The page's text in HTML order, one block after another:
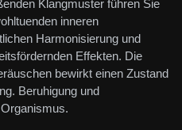
Klangmuster führen Sie
inneren
Harmonisierung und
Effekten. Die
bewirkt einen Zustand
Beruhigung und